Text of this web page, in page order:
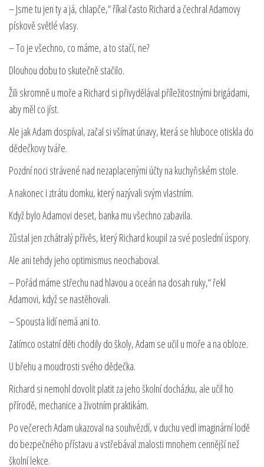
– Jsme tu jen ty a já, chlapče,“ říkal často Richard a čechral Adamovy
pískově světlé vlasy.
– To je všechno, co máme, a to stačí, ne?
Dlouhou dobu to skutečně stačilo.
Žili skromně u moře a Richard si přivydělával příležitostnými brigádami,
aby měl co jíst.
Ale jak Adam dospíval, začal si všímat únavy, která se hluboce otiskla do
dědečkovy tváře.
Pozdní noci strávené nad nezaplacenými účty na kuchyňském stole.
A nakonec i ztrátu domku, který nazývali svým vlastním.
Když bylo Adamovi deset, banka mu všechno zabavila.
Zůstal jen zchátralý přívěs, který Richard koupil za své poslední úspory.
Ale ani tehdy jeho optimismus neochaboval.
– Pořád máme střechu nad hlavou a oceán na dosah ruky,“ řekl
Adamovi, když se nastěhovali.
– Spousta lidí nemá ani to.
Zatímco ostatní děti chodily do školy, Adam se učil u moře a na obloze.
U břehu a moudrosti svého dědečka.
Richard si nemohl dovolit platit za jeho školní docházku, ale učil ho
přírodě, mechanice a životním praktikám.
Po večerech Adam ukazoval na souhvězdí, v duchu vedl imaginární lodě
do bezpečného přístavu a vstřebával znalosti mnohem cennější než
školní lekce.